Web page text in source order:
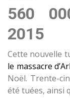
560
2015
Cette nouvelle
le massacre
Noël. Trente-
été tuées, ainsi